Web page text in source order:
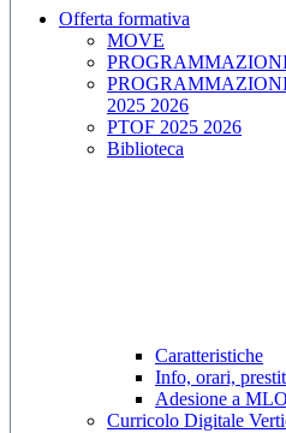
Offerta formativa
MOVE
2025 2026
PTOF 2025 2026
Biblioteca
Caratteristiche
Info, orari,
Adesione a
Curricolo Digitale